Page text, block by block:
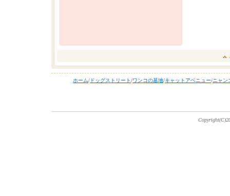
ホーム/ ドッグストリート/ワンコの墓地/キャットアベニュー/ニャン